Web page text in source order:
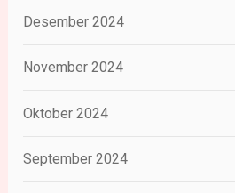
Desember 2024
November 2024
Oktober 2024
September 2024